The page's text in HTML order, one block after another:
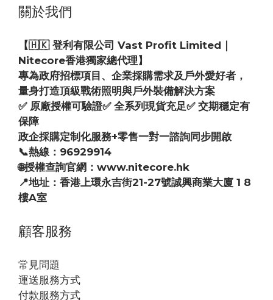
關於我們
【🇭🇰 登利有限公司 Vast Profit Limited｜
Nitecore香港獨家總代理】
專為政府招標項目、企業採購需求及戶外愛好者，
量身打造頂級戰術照明與戶外裝備解決方案
✅ 原廠授權可驗證✅ 全系列現貨充足✅ 交期穩定有
保障
政企採購定制化服務+零售一對一諮詢同步開啟
📞熱線：96929914
🌐授權查詢官網：www.nitecore.hk
📍地址：香港上環永吉街21-27號誠興商業大廈 1 8
樓A室
顧客服務
常見問題
運送服務方式
付款服務方式